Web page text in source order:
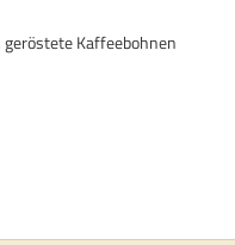
geröstete Kaffeebohnen